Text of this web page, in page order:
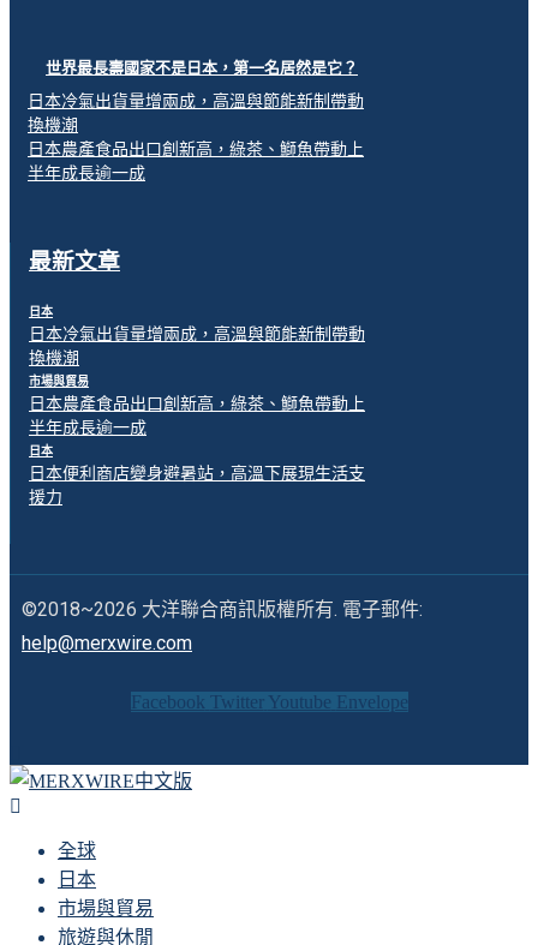
世界最長壽國家不是日本，第一名居然是它？
日本冷氣出貨量增兩成，高溫與節能新制帶動
換機潮
日本農產食品出口創新高，綠茶、鰤魚帶動上
半年成長逾一成
最新文章
日本
日本冷氣出貨量增兩成，高溫與節能新制帶動
換機潮
市場與貿易
日本農產食品出口創新高，綠茶、鰤魚帶動上
半年成長逾一成
日本
日本便利商店變身避暑站，高溫下展現生活支
援力
©2018~2026 大洋聯合商訊版權所有. 電子郵件:
help@merxwire.com
Facebook Twitter Youtube Envelope
全球
日本
市場與貿易
旅遊與休閒